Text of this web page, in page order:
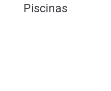
Piscinas